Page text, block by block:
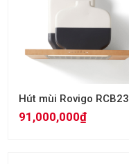
Hút mùi Rovigo
91,000,000₫